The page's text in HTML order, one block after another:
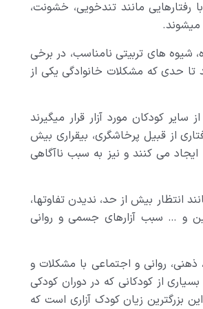
رفتارهایی مانند تندخویی، خشونت،
می­شوند.
شیوه های تربیتی نامناسب، در برخی
تا حدی که مشکلات خانوادگی یکی از
کودکان مورد آزار قرار می­گیرند
از قبیل پرخاشگری، بیقراری بیش
می کنند و نیز به سبب ناآگاهی
انتظار بیش از حد، ندیدن تفاوتها،
و … سبب آزارهای جسمی و روانی
روانی و اجتماعی با مشکلات و
از کودکانی که در دوران کودکی
این بزرگترین زیان کودک آزاری است که